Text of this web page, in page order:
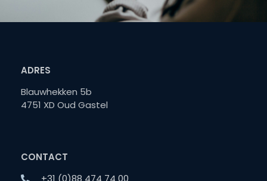
ADRES
Blauwhekken 5b
4751 XD Oud Gastel
CONTACT
+31 (0)88 474 74 00